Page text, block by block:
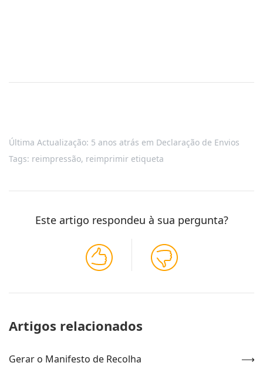
Última Actualização: 5 anos atrás em Declaração de Envios
Tags: reimpressão, reimprimir etiqueta
Este artigo respondeu à sua pergunta?
Artigos relacionados
Gerar o Manifesto de Recolha